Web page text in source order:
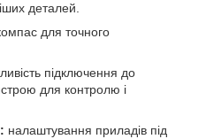
деталей.
для точного
підключення до
для контролю і
налаштування приладів під